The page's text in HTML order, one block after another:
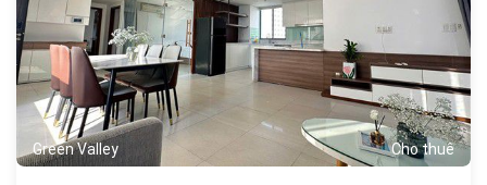
Green Valley Cho thuê